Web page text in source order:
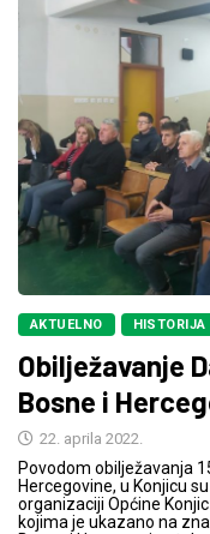
AKTUELNO HISTORIJA
Obilježavanje
Bosne i
22. aprila 2022.
Povodom obilježavanja
Hercegovine, u Konjicu
organizaciji Općine
kojima je ukazano na